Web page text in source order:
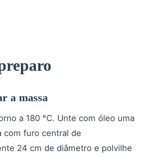
a massa
a 180 °C. Unte com óleo uma
com furo central de
24 cm de diâmetro e polvilhe